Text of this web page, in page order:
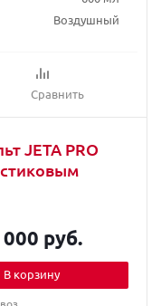
Воздушный
Сравнить
JETA PRO
руб.
В корзину